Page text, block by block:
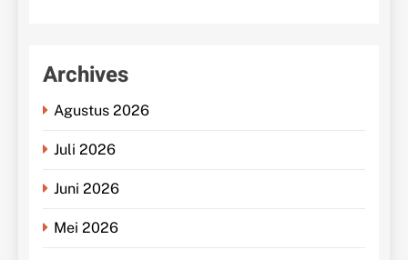
Archives
Agustus 2026
Juli 2026
Juni 2026
Mei 2026